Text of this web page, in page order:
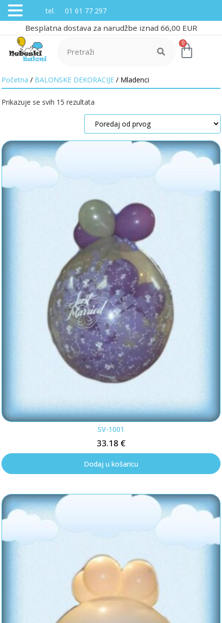
Besplatna dostava za narudžbe iznad 66,00 EUR
0
Početna / BALONSKE DEKORACIJE / Mladenci
Prikazuje se svih 15 rezultata
SV-1001
33.18 €
Dodaj u košaricu
tel. 01 61 77 297